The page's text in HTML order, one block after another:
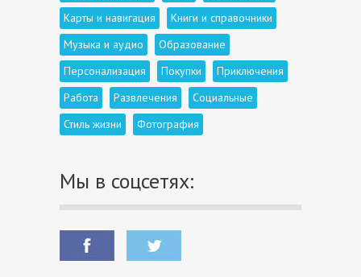
Карты и навигация
Книги и справочники
Музыка и аудио
Образование
Персонализация
Покупки
Приключения
Работа
Развлечения
Социальные
Стиль жизни
Фотография
Мы в соцсетях: